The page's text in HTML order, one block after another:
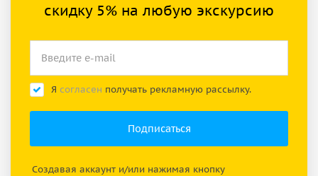
скидку 5% на любую экскурсию
Я согласен получать рекламную рассылку.
Создавая аккаунт и/или нажимая кнопку